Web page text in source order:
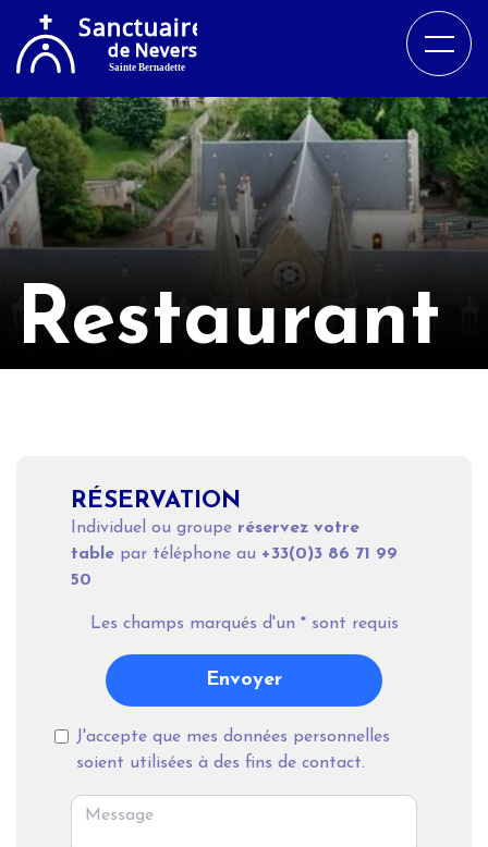
Restaurant
RÉSERVATION
Individuel ou groupe réservez votre
table par téléphone au +33(0)3 86 71 99
50
J'accepte que mes données personnelles
soient utilisées à des fins de contact.
Les champs marqués d'un *sont requis
Envoyer